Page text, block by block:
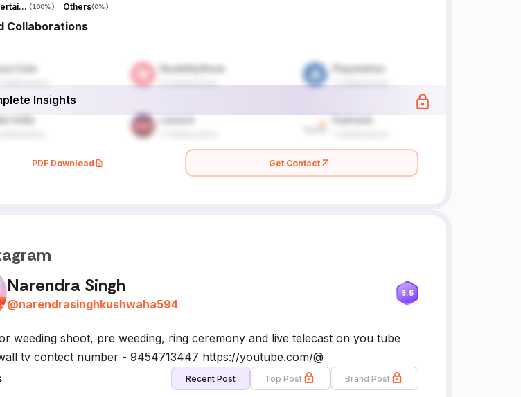
Arts & Entertainment (100%) Others(0%)
Collaborations
Insights
PDF Download Get Contact
Narendra Singh
@narendrasinghkushwaha594
5.5
weeding shoot, pre weeding, ring ceremony and live telecast on you tube
tv contect number - 9454713447 https://youtube.com/@
Recent Post Top Post Brand Post